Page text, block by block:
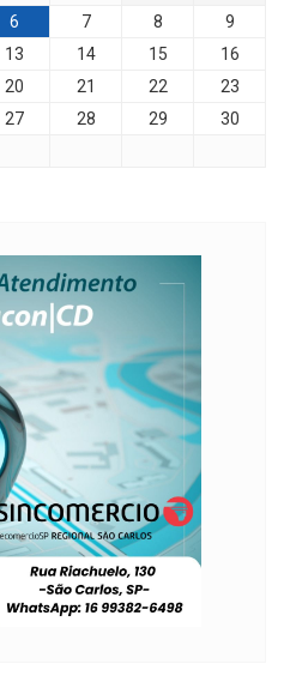
6 7 8
9
13 14 15
16
20 21 22
23
27 28 29
30